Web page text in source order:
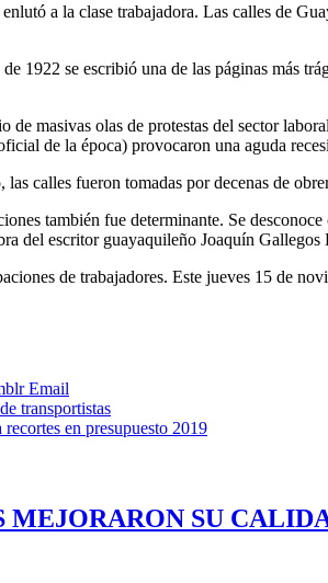
a la clase trabajadora. Las calles de
1922 se escribió una de las páginas más
de masivas olas de protestas del sector
de la época) provocaron una aguda
calles fueron tomadas por decenas de
también fue determinante. Se
del escritor guayaquileño Joaquín Gallegos
de trabajadores. Este jueves 15 de
Email
transportistas
en presupuesto 2019
MEJORARON SU